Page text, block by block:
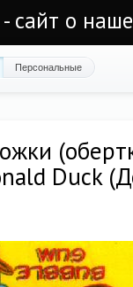
- сайт о
Персональные
Duck